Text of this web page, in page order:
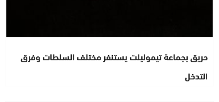
حريق بجماعة تيموليلت يستنفر مختلف السلطات وفرق
التدخل